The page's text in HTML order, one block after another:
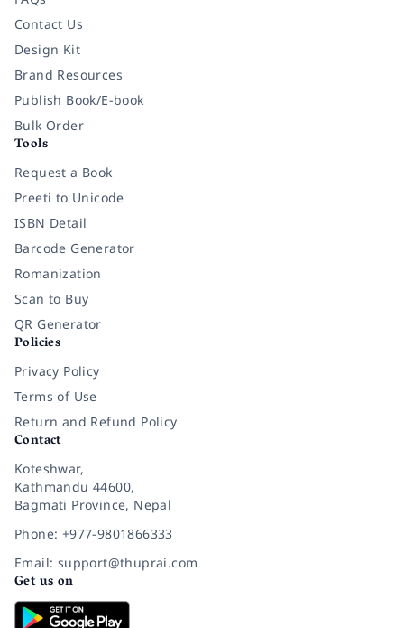
Contact Us
Design Kit
Brand Resources
Publish Book/E-book
Bulk Order
Tools
Request a Book
Preeti to Unicode
ISBN Detail
Barcode Generator
Romanization
Scan to Buy
QR Generator
Policies
Privacy Policy
Terms of Use
Return and Refund Policy
Contact
Koteshwar,
Kathmandu 44600,
Bagmati Province, Nepal
Phone: +977-9801866333
Email: support@thuprai.com
Get us on